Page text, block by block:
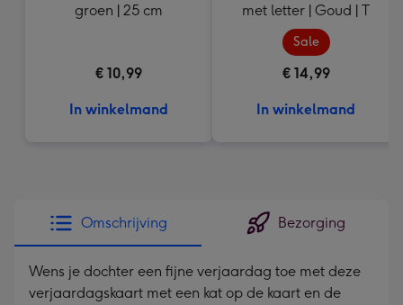
groen | 25 cm
€ 10,99
In winkelmand
met letter | Goud | T
Sale
€ 14,99
In winkelmand
Omschrijving Bezorging
Wens je dochter een fijne verjaardag toe met deze
verjaardagskaart met een kat op de kaart en de